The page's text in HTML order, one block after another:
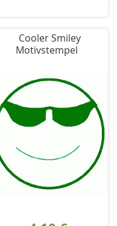
Cooler Smiley
Motivstempel